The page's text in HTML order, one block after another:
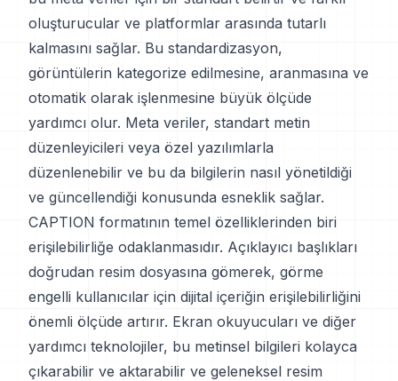
oluşturucular ve platformlar arasında tutarlı
kalmasını sağlar. Bu standardizasyon,
görüntülerin kategorize edilmesine, aranmasına ve
otomatik olarak işlenmesine büyük ölçüde
yardımcı olur. Meta veriler, standart metin
düzenleyicileri veya özel yazılımlarla
düzenlenebilir ve bu da bilgilerin nasıl yönetildiği
ve güncellendiği konusunda esneklik sağlar.
CAPTION formatının temel özelliklerinden biri
erişilebilirliğe odaklanmasıdır. Açıklayıcı başlıkları
doğrudan resim dosyasına gömerek, görme
engelli kullanıcılar için dijital içeriğin erişilebilirliğini
önemli ölçüde artırır. Ekran okuyucuları ve diğer
yardımcı teknolojiler, bu metinsel bilgileri kolayca
çıkarabilir ve aktarabilir ve geleneksel resim